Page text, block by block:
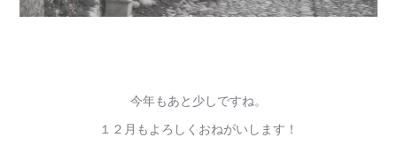
今年もあと少しですね。
１２月もよろしくおねがいします！